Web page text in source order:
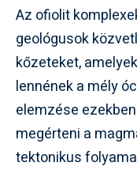
Az ofiolit
geológusok
kőzeteket,
lennének a mély
elemzése
megérteni a
tektonikus